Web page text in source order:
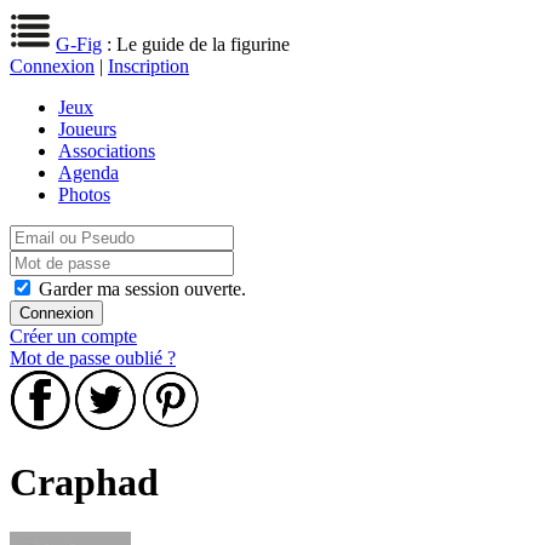
G-Fig : Le guide de la figurine
Connexion | Inscription
Jeux
Joueurs
Associations
Agenda
Photos
Garder ma session ouverte.
Créer un compte
Mot de passe oublié ?
Craphad